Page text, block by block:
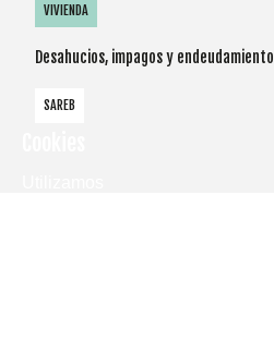
VIVIENDA
Desahucios, impagos y endeudamiento
SAREB